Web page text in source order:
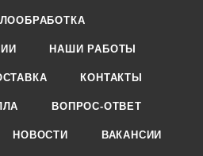
НАШИ РАБОТЫ
КОНТАКТЫ
ВОПРОС-ОТВЕТ
НОВОСТИ ВАКАНСИИ